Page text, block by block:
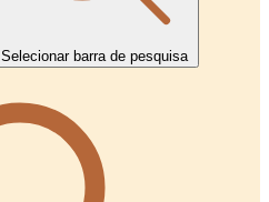
Selecionar barra de pesquisa